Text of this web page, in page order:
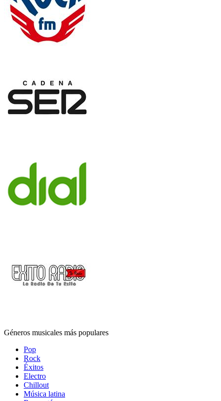
Géneros musicales más populares
Pop
Rock
Éxitos
Electro
Chillout
Música latina